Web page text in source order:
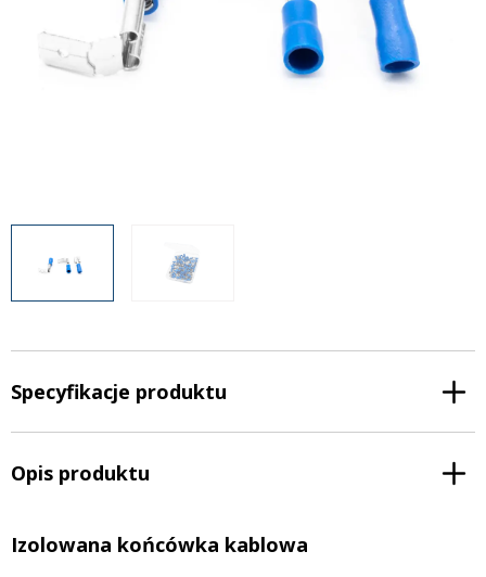
Często zadawane pytania
Kontakt
+48 81 884 70 94
Inne akcesoria
Często zadawane pytania
Kontakt
Specyfikacje produktu
Opis produktu
Izolowana końcówka kablowa